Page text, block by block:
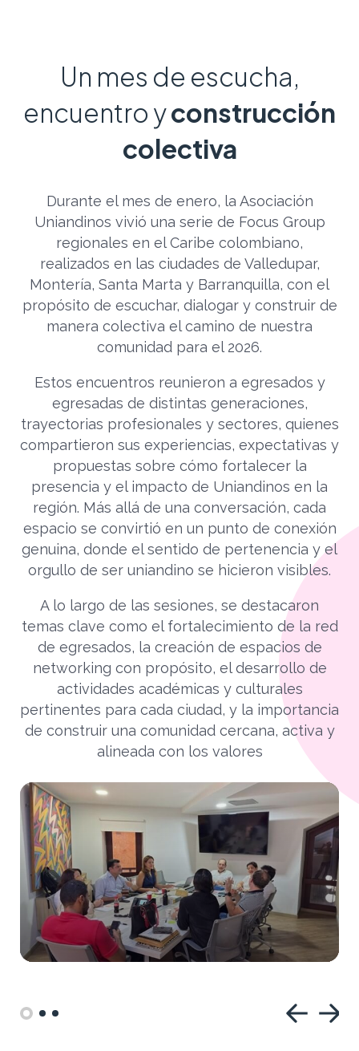
Un mes de escucha,
encuentro yconstrucción
colectiva
Durante el mes de enero, la Asociación
Uniandinos vivió una serie de Focus Group
regionales en el Caribe colombiano,
realizados en las ciudades de Valledupar,
Montería, Santa Marta y Barranquilla, con el
propósito de escuchar, dialogar y construir de
manera colectiva el camino de nuestra
comunidad para el 2026.
Estos encuentros reunieron a egresados y
egresadas de distintas generaciones,
trayectorias profesionales y sectores, quienes
compartieron sus experiencias, expectativas y
propuestas sobre cómo fortalecer la
presencia y el impacto de Uniandinos en la
región. Más allá de una conversación, cada
espacio se convirtió en un punto de conexión
genuina, donde el sentido de pertenencia y el
orgullo de ser uniandino se hicieron visibles.
A lo largo de las sesiones, se destacaron
temas clave como el fortalecimiento de la red
de egresados, la creación de espacios de
networking con propósito, el desarrollo de
actividades académicas y culturales
pertinentes para cada ciudad, y la importancia
de construir una comunidad cercana, activa y
alineada con los valores